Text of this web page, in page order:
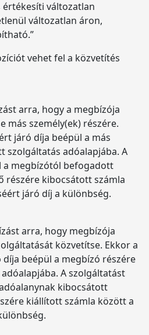
változatlan
változatlan áron,
vehet fel a közvetítés
arra, hogy a megbízója
más személy(ek) részére.
járó díja beépül a más
szolgáltatás adóalapjába. A
a megbízótól befogadott
részére kibocsátott számla
járó díj a különbség.
arra, hogy megbízója
közvetítse. Ekkor a
beépül a megbízó részére
A szolgáltatást
kibocsátott
kiállított számla között a